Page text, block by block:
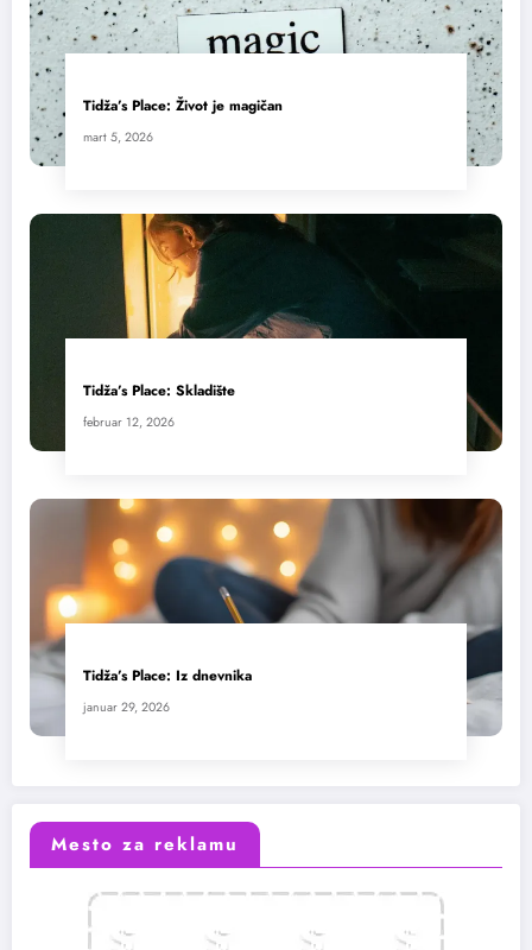
Tidža’s Place: Život je magičan
mart 5, 2026
Tidža’s Place: Skladište
februar 12, 2026
Tidža’s Place: Iz dnevnika
januar 29, 2026
Mesto za reklamu